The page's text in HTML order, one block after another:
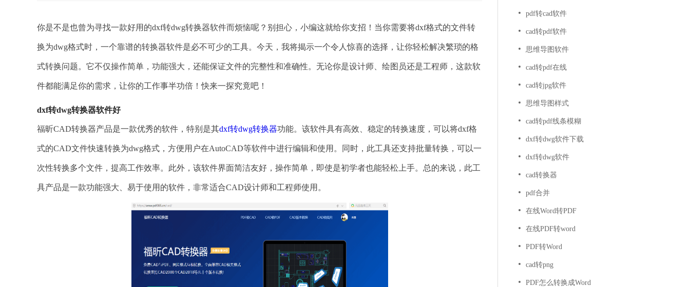
你是不是也曾为寻找一款好用的dxf转dwg转换器软件而烦恼呢？别担心，小编这就给你支招！当你需要将dxf格式的文件转
换为dwg格式时，一个靠谱的转换器软件是必不可少的工具。今天，我将揭示一个令人惊喜的选择，让你轻松解决繁琐的格
式转换问题。它不仅操作简单，功能强大，还能保证文件的完整性和准确性。无论你是设计师、绘图员还是工程师，这款软
件都能满足你的需求，让你的工作事半功倍！快来一探究竟吧！
dxf转dwg转换器软件好
福昕CAD转换器产品是一款优秀的软件，特别是其dxf转dwg转换器功能。该软件具有高效、稳定的转换速度，可以将dxf格
式的CAD文件快速转换为dwg格式，方便用户在AutoCAD等软件中进行编辑和使用。同时，此工具还支持批量转换，可以一
次性转换多个文件，提高工作效率。此外，该软件界面简洁友好，操作简单，即使是初学者也能轻松上手。总的来说，此工
具产品是一款功能强大、易于使用的软件，非常适合CAD设计师和工程师使用。
pdf转cad软件
cad转pdf软件
思维导图软件
cad转pdf在线
cad转jpg软件
思维导图样式
cad转pdf线条模糊
dxf转dwg软件下载
dxf转dwg软件
cad转换器
pdf合并
在线Word转PDF
在线PDF转word
PDF转Word
cad转png
PDF怎么转换成Word